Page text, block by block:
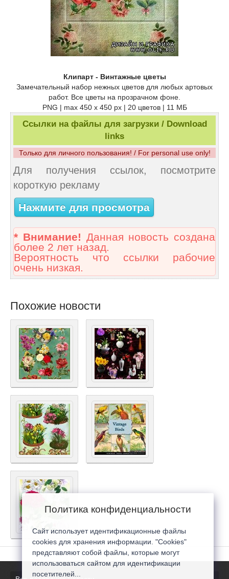
Клипарт - Винтажные цветы
Замечательный набор нежных цветов для любых артовых
работ. Все цветы на прозрачном фоне.
PNG | max 450 x 450 px | 20 цветов | 11 МБ
Ссылки на файлы для загрузки / Download
links
Только для личного пользования! / For personal use only!
Для получения ссылок, посмотрите
короткую рекламу
Нажмите для просмотра
* Внимание! Данная новость создана
более 2 лет назад.
Вероятность что ссылки рабочие
очень низкая.
Похожие новости
Политика конфиденциальности
Сайт использует идентификационные файлы
cookies для хранения информации. "Cookies"
представляют собой файлы, которые могут
использоваться сайтом для идентификации
посетителей...